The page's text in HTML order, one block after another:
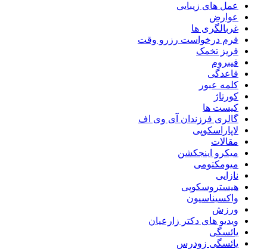
عمل های زیبایی
عوارض
غربالگری ها
فرم درخواست رزرو وقت
فریز تخمک
فیبروم
قاعدگی
کلمه عبور
کورتاژ
کیست ها
گالری فرزندان آی وی اف
لاپاراسکوپی
مقالات
میکرو اینجکشن
میومکتومی
نازایی
هیستروسکوپی
واکسیناسیون
ورزش
ویدیو های دکتر زارعیان
یائسگی
یائسگی زودرس